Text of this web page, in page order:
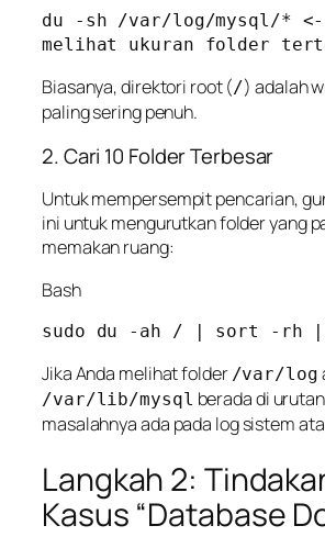
du -sh /var/log/mysql/*
melihat ukuran folder
Biasanya, direktori root (/) adalah
paling sering penuh.
2. Cari 10 Folder Terbesar
Untuk mempersempit pencarian,
ini untuk mengurutkan folder yang
memakan ruang:
Bash
Jika Anda melihat folder /var/log
/var/lib/mysql berada di
masalahnya ada pada log sistem
Langkah 2:
Kasus “Database